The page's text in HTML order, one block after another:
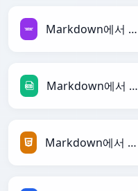
Markdown에서 Avro로
Markdown에서 CSV로
Markdown에서 HTML로